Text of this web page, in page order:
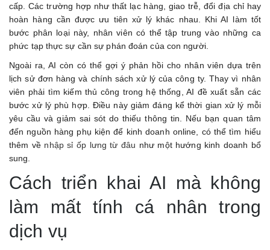
cấp. Các trường hợp như thất lạc hàng, giao trễ, đổi địa chỉ hay
hoàn hàng cần được ưu tiên xử lý khác nhau. Khi AI làm tốt
bước phân loại này, nhân viên có thể tập trung vào những ca
phức tạp thực sự cần sự phán đoán của con người.
Ngoài ra, AI còn có thể gợi ý phản hồi cho nhân viên dựa trên
lịch sử đơn hàng và chính sách xử lý của công ty. Thay vì nhân
viên phải tìm kiếm thủ công trong hệ thống, AI đề xuất sẵn các
bước xử lý phù hợp. Điều này giảm đáng kể thời gian xử lý mỗi
yêu cầu và giảm sai sót do thiếu thông tin. Nếu bạn quan tâm
đến nguồn hàng phụ kiện để kinh doanh online, có thể tìm hiểu
thêm về nhập sỉ ốp lưng từ đâu như một hướng kinh doanh bổ
sung.
Cách triển khai AI mà không
làm mất tính cá nhân trong
dịch vụ